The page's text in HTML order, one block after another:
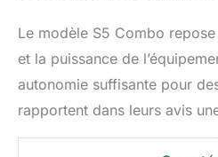
Le modèle S5 Combo
et la puissance de
autonomie suffisante pour
rapportent dans leurs avis